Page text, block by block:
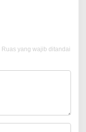
Ruas yang wajib ditandai